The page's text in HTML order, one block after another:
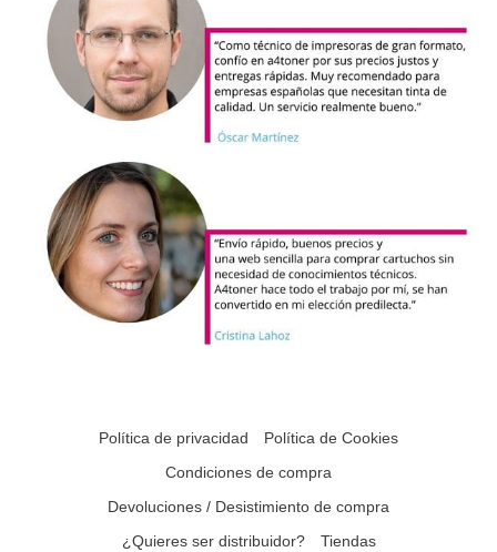
Política de privacidad
Política de Cookies
Condiciones de compra
Devoluciones / Desistimiento de compra
¿Quieres ser distribuidor?
Tiendas